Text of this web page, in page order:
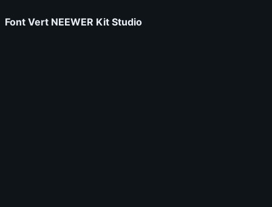
Font Vert NEEWER Kit Studio